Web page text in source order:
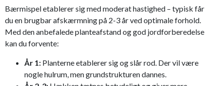
Bærmispel etablerer sig med moderat hastighed – typisk får
du en brugbar afskærmning på 2-3 år ved optimale forhold.
Med den anbefalede planteafstand og god jordforberedelse
kan du forvente:
År 1: Planterne etablerer sig og slår rod. Der vil være
nogle hulrum, men grundstrukturen dannes.